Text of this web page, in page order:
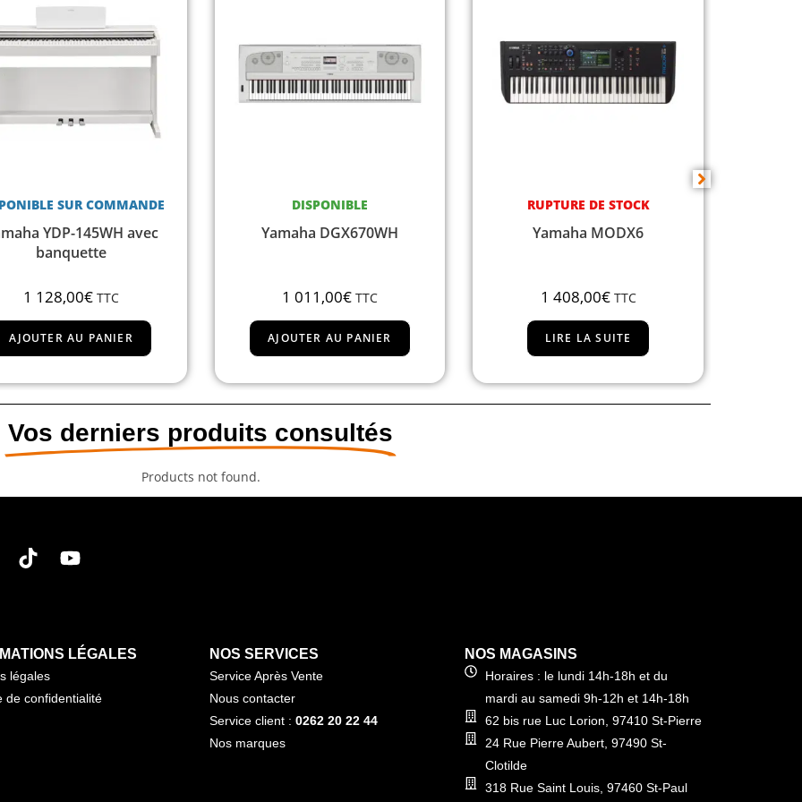
DISPONIBLE
Yamaha DGX670WH
1 011,00€ TTC
AJOUTER AU PANIER
RUPTURE DE STOCK
Yamaha MODX6
1 408,00€ TTC
LIRE LA SUITE
RUPTURE DE STOCK
Yamaha MODX7
1 728,00€ TTC
LIRE LA SUITE
Vos derniers produits consultés
Products not found.
LÉGALES
légales
de confidentialité
NOS SERVICES
Service Après Vente
Nous contacter
Service client : 0262 20 22 44
Nos marques
NOS MAGASINS
Horaires : le lundi 14h-18h et du
mardi au samedi 9h-12h et 14h-18h
62 bis rue Luc Lorion, 97410 St-Pierre
24 Rue Pierre Aubert, 97490 St-
Clotilde
318 Rue Saint Louis, 97460 St-Paul